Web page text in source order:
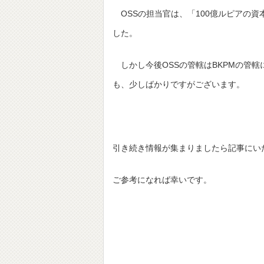
OSSの担当官は、「100億ルピアの資
した。
しかし今後OSSの管轄はBKPMの管轄
も、少しばかりですがございます。
引き続き情報が集まりましたら記事にい
ご参考になれば幸いです。